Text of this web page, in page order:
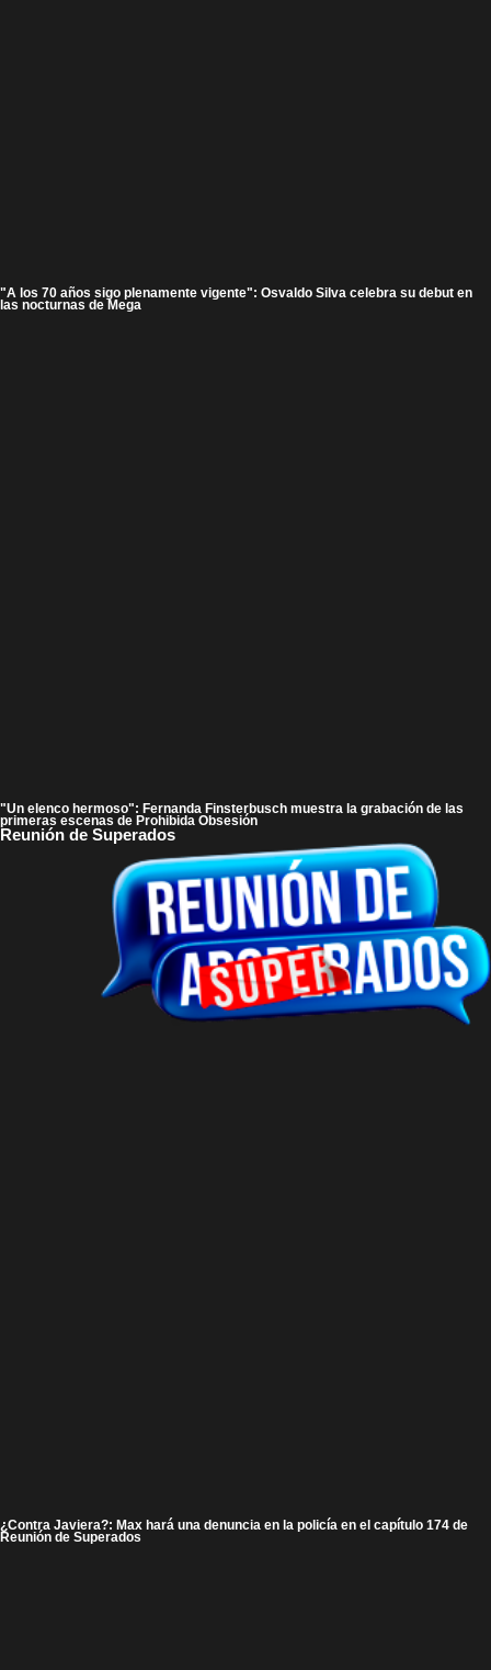
"A los 70 años sigo plenamente vigente": Osvaldo Silva celebra su debut en
las nocturnas de Mega
"Un elenco hermoso": Fernanda Finsterbusch muestra la grabación de las
primeras escenas de Prohibida Obsesión
Reunión de Superados
¿Contra Javiera?: Max hará una denuncia en la policía en el capítulo 174 de
Reunión de Superados